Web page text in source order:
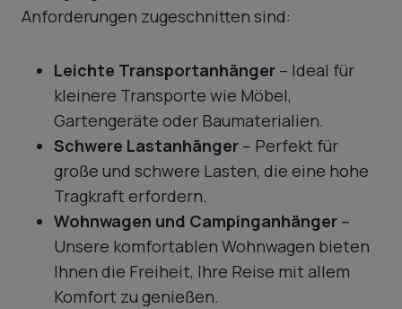
Anforderungen zugeschnitten sind:
Leichte Transportanhänger – Ideal für
kleinere Transporte wie Möbel,
Gartengeräte oder Baumaterialien.
Schwere Lastanhänger – Perfekt für
große und schwere Lasten, die eine hohe
Tragkraft erfordern.
Wohnwagen und Campinganhänger –
Unsere komfortablen Wohnwagen bieten
Ihnen die Freiheit, Ihre Reise mit allem
Komfort zu genießen.